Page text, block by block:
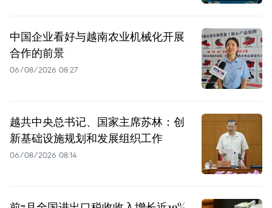
中国企业看好与越南农业机械化开展
合作的前景
06/08/2026 08:27
越共中央总书记、国家主席苏林：创
新基础设施规划和发展组织工作
06/08/2026 08:14